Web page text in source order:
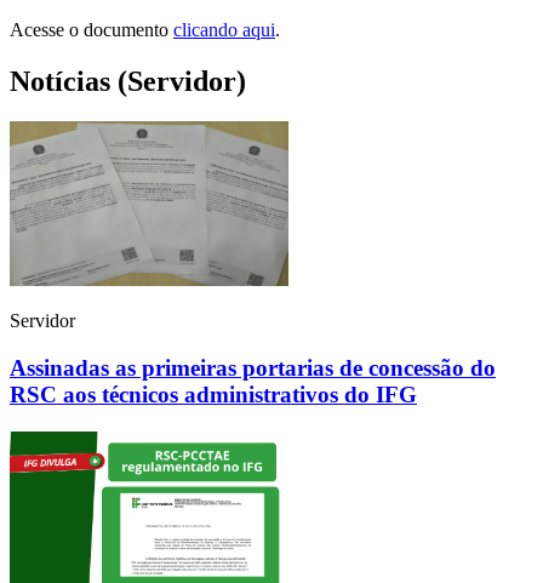
Acesse o documento clicando aqui.
Notícias (Servidor)
Servidor
Assinadas as primeiras portarias de concessão do
RSC aos técnicos administrativos do IFG